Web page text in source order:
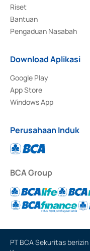
Riset
Bantuan
Pengaduan Nasabah
Download Aplikasi
Google Play
App Store
Windows App
Perusahaan Induk
BCA Group
PT BCA Sekuritas